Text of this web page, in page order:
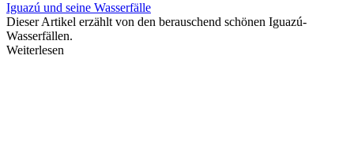
Iguazú und seine Wasserfälle
Dieser Artikel erzählt von den berauschend schönen Iguazú-
Wasserfällen.
Weiterlesen